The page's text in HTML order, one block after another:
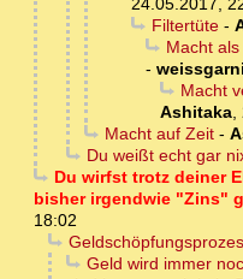
24.05.2017,
Filtertüte-
Macht
-
Macht
Ashitaka,
Macht auf Zeit-
Du weißt echt gar
Du wirfst trotz deiner
bisher irgendwie "Zins"
18:02
Geld wird immer